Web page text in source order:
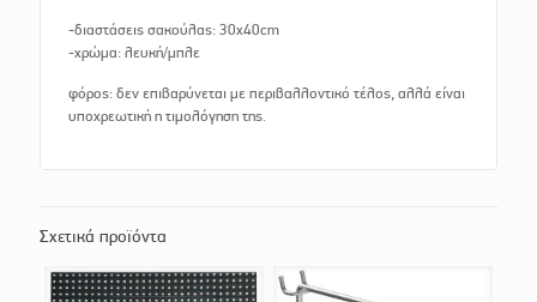
-διαστάσεις σακούλας: 30x40cm
-χρώμα: λευκή/μπλε
φόρος: δεν επιβαρύνεται με περιβαλλοντικό τέλος, αλλά είναι
υποχρεωτική η τιμολόγηση της.
Σχετικά προϊόντα